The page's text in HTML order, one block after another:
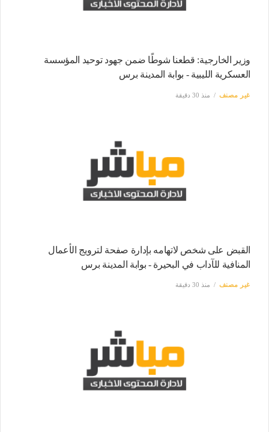
وزير الخارجية: قطعنا شوطًا ضمن جهود توحيد المؤسسة
العسكرية الليبية - بوابة المدينة برس
غير مصنف منذ 30 دقيقة
القبض على شخص لاتهامه بإدارة صفحة لترويج الأعمال
المنافية للآداب في البحيرة - بوابة المدينة برس
غير مصنف منذ 30 دقيقة